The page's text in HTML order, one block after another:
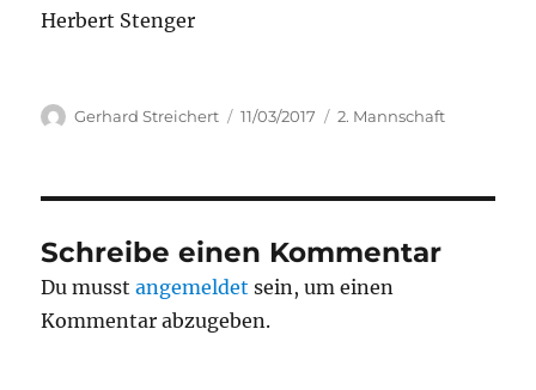
Herbert Stenger
Autor
Gerhard Streichert
Veröffentlicht
11/03/2017 Kategorien
2. Mannschaft
Schreibe einen Kommentar
Du musstangemeldet sein, um einen
Kommentar abzugeben.